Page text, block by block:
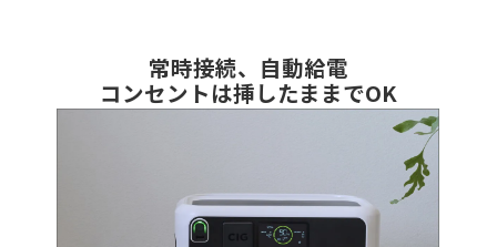
常時接続、自動給電
コンセントは挿したままでOK